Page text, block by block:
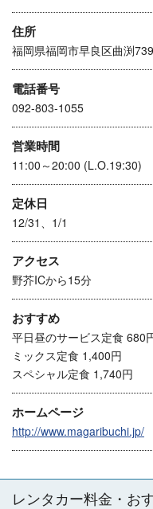
住所
福岡県福岡市早良区曲渕
電話番号
092-803-1055
営業時間
11:00～20:00 (L.O.19:30)
定休日
12/31、1/1
アクセス
野芥ICから15分
おすすめ
平日昼のサービス定食 680
ミックス定食 1,400円
スペシャル定食 1,740円
ホームページ
http://www.magaribuchi.jp/
レンタカー料金・お